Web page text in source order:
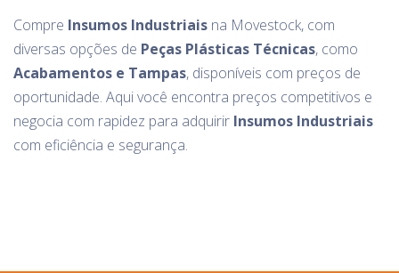
Compre Insumos Industriais na Movestock, com
diversas opções de Peças Plásticas Técnicas, como
Acabamentos e Tampas, disponíveis com preços de
oportunidade. Aqui você encontra preços competitivos e
negocia com rapidez para adquirir Insumos Industriais
com eficiência e segurança.